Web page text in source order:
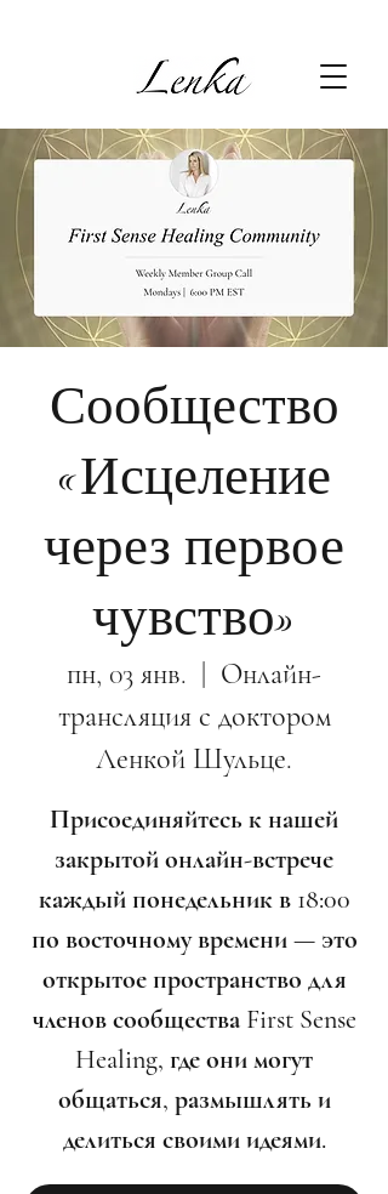
Сообщество
«Исцеление
через первое
чувство»
пн, 03 янв.
Онлайн-
трансляция с доктором
Ленкой Шульце.
Присоединяйтесь к нашей
закрытой онлайн-встрече
каждый понедельник в 18:00
по восточному времени — это
открытое пространство для
членов сообщества First Sense
Healing, где они могут
общаться, размышлять и
делиться своими идеями.